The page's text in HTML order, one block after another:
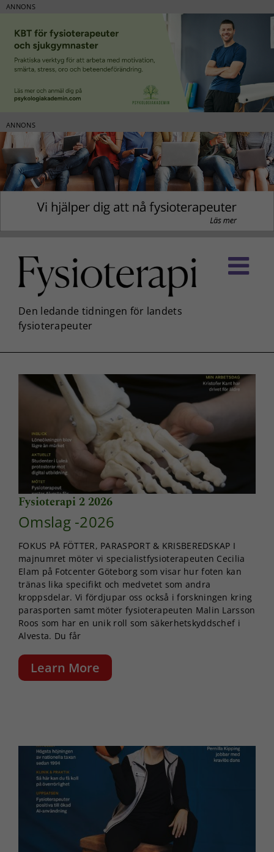
ANNONS
ANNONS
innehållet
Fysioterapi 2 2026
Omslag -2026
FOKUS PÅ FÖTTER, PARASPORT & KRISBEREDSKAP I
majnumret möter vi specialistfysioterapeuten Cecilia
Elam på Fotcenter Göteborg som visar hur foten kan
tränas lika specifikt och medvetet som andra
kroppsdelar. Vi fördjupar oss också i forskningen kring
parasporten samt möter fysioterapeuten Malin Larsson
Roos som har en unik roll som säkerhetskyddschef i
Alvesta. Du får
Learn More